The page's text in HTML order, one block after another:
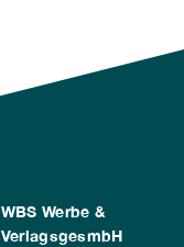
WBS Werbe &
VerlagsgesmbH